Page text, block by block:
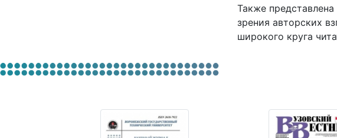
Также
зрения авторских
широкого круга